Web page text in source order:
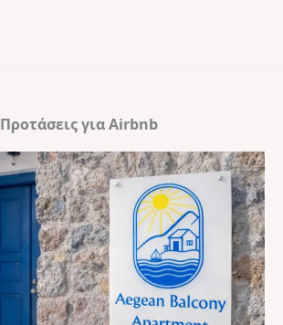
Προτάσεις για Airbnb